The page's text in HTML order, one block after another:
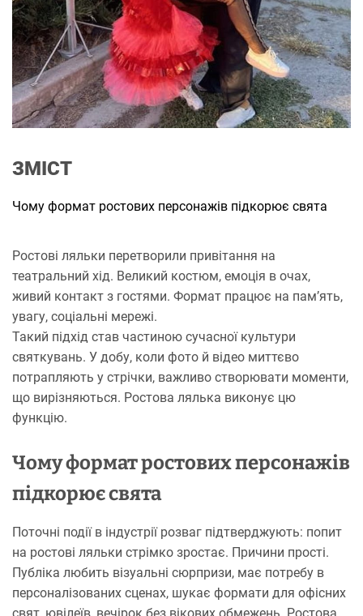
а
н
н
я
ЗМІСТ
Чому формат ростових персонажів підкорює свята
Ростові ляльки перетворили привітання на
театральний хід. Великий костюм, емоція в очах,
живий контакт з гостями. Формат працює на пам’ять,
увагу, соціальні мережі.
Такий підхід став частиною сучасної культури
святкувань. У добу, коли фото й відео миттєво
потрапляють у стрічки, важливо створювати моменти,
що вирізняються. Ростова лялька виконує цю
функцію.
Чому формат ростових персонажів
підкорює свята
Поточні події в індустрії розваг підтверджують: попит
на ростові ляльки стрімко зростає. Причини прості.
Публіка любить візуальні сюрпризи, має потребу в
персоналізованих сценах, шукає формати для офісних